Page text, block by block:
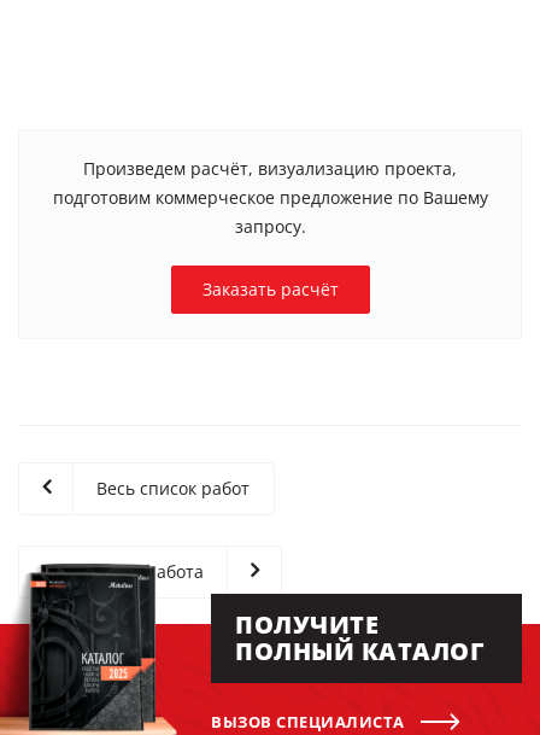
Произведем расчёт, визуализацию проекта,
подготовим коммерческое предложение по Вашему
запросу.
Заказать расчёт
Весь список работ
Следующая работа
ПОЛУЧИТЕ
ПОЛНЫЙ КАТАЛОГ
ВЫЗОВ СПЕЦИАЛИСТА